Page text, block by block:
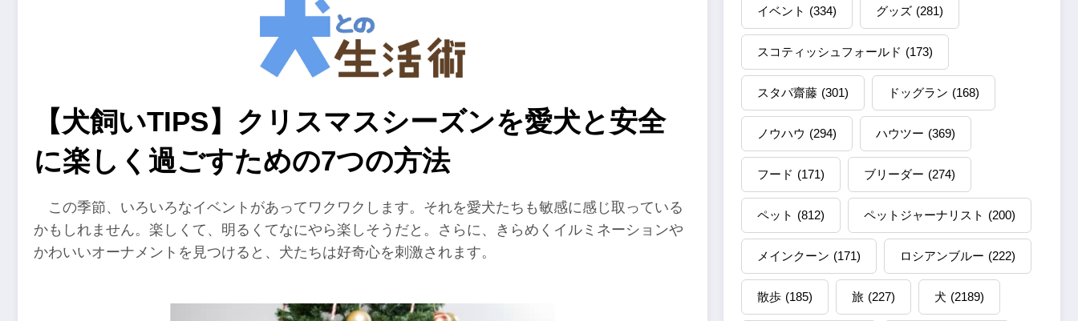
【犬飼いTIPS】クリスマスシーズンを愛犬と安全
に楽しく過ごすための7つの方法
この季節、いろいろなイベントがあってワクワクします。それを愛犬たちも敏感に感じ取っている
かもしれません。楽しくて、明るくてなにやら楽しそうだと。さらに、きらめくイルミネーションや
かわいいオーナメントを見つけると、犬たちは好奇心を刺激されます。
イベント (334) グッズ (281)
スコティッシュフォールド (173)
スタパ齋藤 (301) ドッグラン (168)
ノウハウ (294) ハウツー (369)
フード (171) ブリーダー (274)
ペット (812) ペットジャーナリスト (200)
メインクーン (171) ロシアンブルー (222)
散歩 (185) 旅 (227) 犬 (2189)